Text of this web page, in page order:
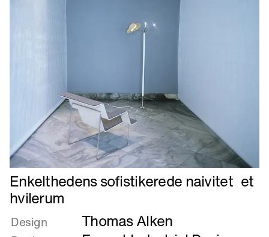
Læs
mere
om
Enkelthedens
sofistikerede
Enkelthedens sofistikerede naivitet et
hvilerum
Design Thomas Alken